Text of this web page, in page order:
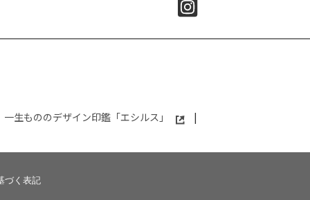
一生もののデザイン印鑑「エシルス」 |
づく表記